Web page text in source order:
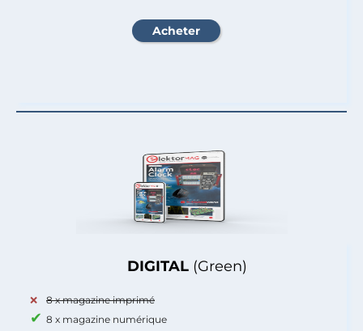
DIGITAL (Green)
8 x magazine imprimé
8 x magazine numérique